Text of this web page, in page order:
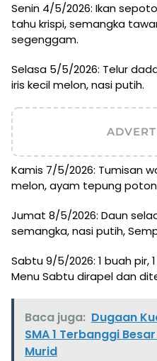
Senin 4/5/2026: Ikan
tahu krispi, semangka
segenggam.
Selasa 5/5/2026: Telur
iris kecil melon, nasi putih.
Kamis 7/5/2026: Tumisan
melon, ayam tepung
Jumat 8/5/2026: Daun
semangka, nasi putih,
Sabtu 9/5/2026: 1 buah pir,
Menu Sabtu dirapel dan
Baca juga: Dugaan
SMA 1 Terbanggi
Murid